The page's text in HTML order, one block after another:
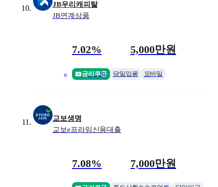
JB우리캐피탈
JB연계상품
금리7.02%
최대 한도 5,000만원
금리쿠폰 당일입금 모바일
교보생명
교보e프라임신용대출
금리7.08%
최대 한도 7,000만원